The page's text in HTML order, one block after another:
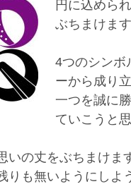
円に込めら
ぶちまけます
4つのシンボ
ーから成り
一つを誠に
ていこうと
いの丈をぶちまけま
りも無いようにしよ